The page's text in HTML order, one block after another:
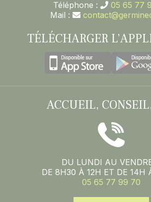
Téléphone :
05 65 77
Mail :
TÉLÉCHARGER
ACCUEIL,
DU LUNDI AU
DE 8H30 À 12H ET DE 14H
05 65 77 99 70